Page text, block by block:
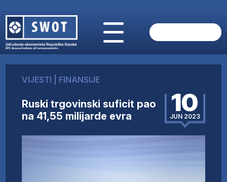
O NAMA
AKTUELNO
ANALIZE
FINANSIJE
VIJESTI FINANSIJE
Ruski trgovinski suficit pao
na 41,55 milijarde evra
10
JUN 2023